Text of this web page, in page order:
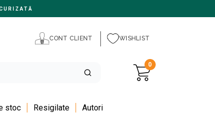
CONT CLIENT WISHLIST
0
stoc Resigilate Autori